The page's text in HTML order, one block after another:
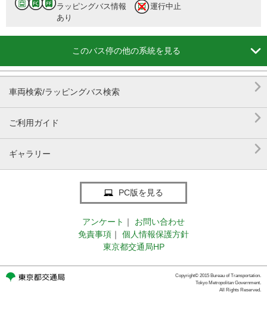
ラッピングバス情報
あり
運行中止
このバス停の他の系統を見る 
車両検索/ラッピングバス検索 
ご利用ガイド 
ギャラリー 
PC版を見る
アンケート ｜
お問い合わせ
免責事項 ｜
個人情報保護方針
東京都交通局HP
Copyright© 2015 Bureau of Transportation.
Tokyo Metropolitan Government.
All Rights Reserved.